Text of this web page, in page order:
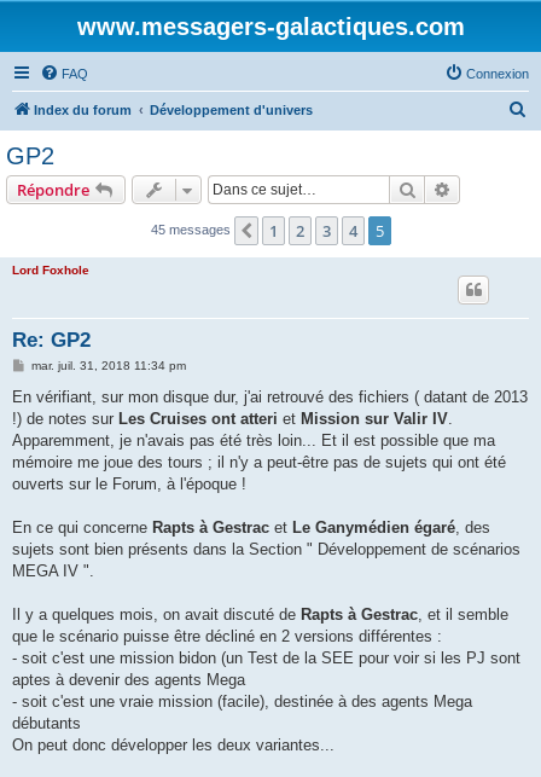
www.messagers-galactiques.com
FAQ Connexion
Index du forum Développement d'univers
GP2
Répondre Rechercher
45 messages Précédente
1 2 3 4 5
Lord Foxhole
Re: GP2
M
s
a
g
e
mar. juil. 31, 2018 11:34 pm
En vérifiant, sur mon disque dur, j'ai retrouvé des fichiers ( datant de 2013
!) de notes sur Les Cruises ont atteri et Mission sur Valir IV.
Apparemment, je n'avais pas été très loin... Et il est possible que ma
mémoire me joue des tours ; il n'y a peut-être pas de sujets qui ont été
ouverts sur le Forum, à l'époque !
En ce qui concerne Rapts à Gestrac et Le Ganymédien égaré, des
sujets sont bien présents dans la Section " Développement de scénarios
MEGA IV ".
Il y a quelques mois, on avait discuté de Rapts à Gestrac, et il semble
que le scénario puisse être décliné en 2 versions différentes :
- soit c'est une mission bidon (un Test de la SEE pour voir si les PJ sont
aptes à devenir des agents Mega
- soit c'est une vraie mission (facile), destinée à des agents Mega
débutants
On peut donc développer les deux variantes...